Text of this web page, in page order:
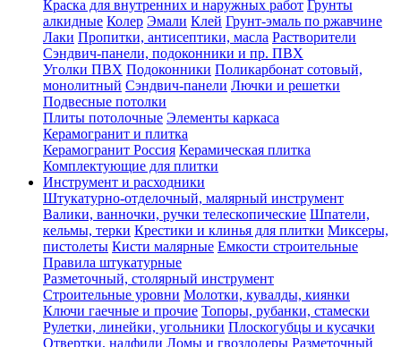
Краска для внутренних и наружных работ Грунты
алкидные Колер Эмали Клей Грунт-эмаль по ржавчине
Лаки Пропитки, антисептики, масла Растворители
Сэндвич-панели, подоконники и пр. ПВХ
Уголки ПВХ Подоконники Поликарбонат сотовый,
монолитный Сэндвич-панели Лючки и решетки
Подвесные потолки
Плиты потолочные Элементы каркаса
Керамогранит и плитка
Керамогранит Россия Керамическая плитка
Комплектующие для плитки
Инструмент и расходники
Штукатурно-отделочный, малярный инструмент
Валики, ванночки, ручки телескопические Шпатели,
кельмы, терки Крестики и клинья для плитки Миксеры,
пистолеты Кисти малярные Емкости строительные
Правила штукатурные
Разметочный, столярный инструмент
Строительные уровни Молотки, кувалды, киянки
Ключи гаечные и прочие Топоры, рубанки, стамески
Рулетки, линейки, угольники Плоскогубцы и кусачки
Отвертки, надфили Ломы и гвоздодеры Разметочный